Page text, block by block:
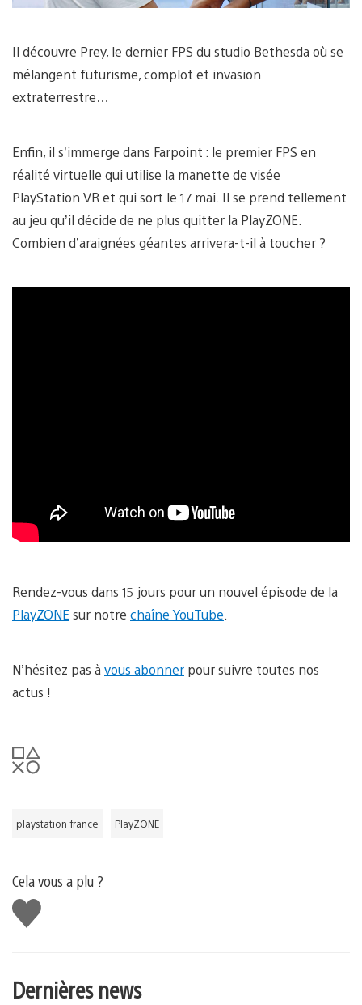
Il découvre Prey, le dernier FPS du studio Bethesda où se
mélangent futurisme, complot et invasion
extraterrestre…
Enfin, il s’immerge dans Farpoint : le premier FPS en
réalité virtuelle qui utilise la manette de visée
PlayStation VR et qui sort le 17 mai. Il se prend tellement
au jeu qu’il décide de ne plus quitter la PlayZONE.
Combien d’araignées géantes arrivera-t-il à toucher ?
Rendez-vous dans 15 jours pour un nouvel épisode de la
PlayZONEsur notre chaîne YouTube.
N’hésitez pas àvous abonner pour suivre toutes nos
actus !
playstation france PlayZONE
Cela vous a plu ?
J'aime
Dernières news